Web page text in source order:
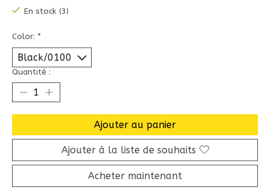
En stock (3)
Color: *
Quantité :
Ajouter au panier
Ajouter à la liste de souhaits
Acheter maintenant